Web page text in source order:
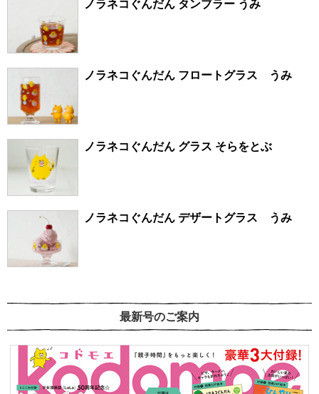
ノラネコぐんだん タンブラー うみ
ノラネコぐんだん フロートグラス うみ
ノラネコぐんだん グラス そらをとぶ
ノラネコぐんだん デザートグラス うみ
最新号のご案内